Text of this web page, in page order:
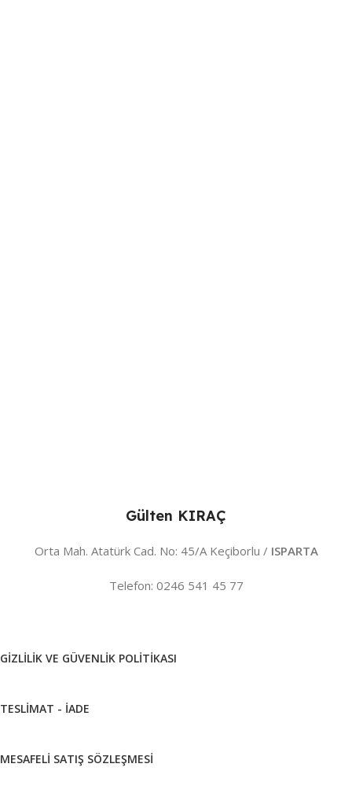
Gülten KIRAÇ
Orta Mah. Atatürk Cad. No: 45/A Keçiborlu / ISPARTA
Telefon: 0246 541 45 77
GIZLILIK VE GÜVENLIK POLITIKASI
TESLIMAT - İADE
MESAFELI SATIŞ SÖZLEŞMESI